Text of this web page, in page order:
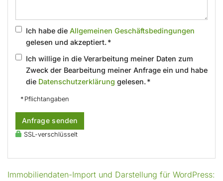
Ich habe die Allgemeinen Geschäftsbedingungen
gelesen und akzeptiert. *
Ich willige in die Verarbeitung meiner Daten zum
Zweck der Bearbeitung meiner Anfrage ein und habe
die Datenschutzerklärung gelesen. *
* Pflichtangaben
Anfrage senden
SSL-verschlüsselt
Immobiliendaten-Import und Darstellung für WordPress: